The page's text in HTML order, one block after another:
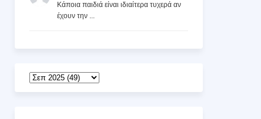
Κάποια παιδιά είναι ιδιαίτερα τυχερά αν
έχουν την ...